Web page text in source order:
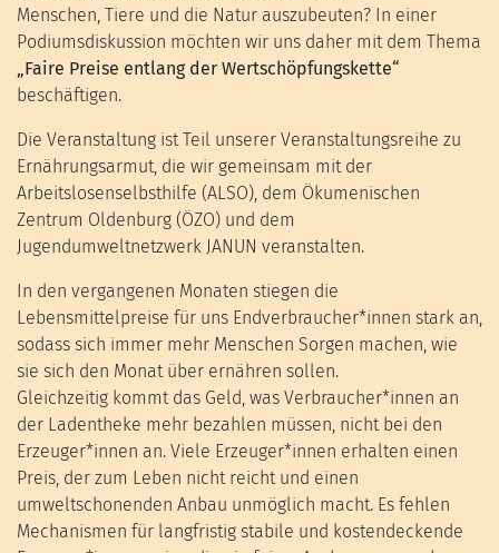
Menschen, Tiere und die Natur auszubeuten? In einer
Podiumsdiskussion möchten wir uns daher mit dem Thema
„Faire Preise entlang der Wertschöpfungskette“
beschäftigen.
Die Veranstaltung ist Teil unserer Veranstaltungsreihe zu
Ernährungsarmut, die wir gemeinsam mit der
Arbeitslosenselbsthilfe (ALSO), dem Ökumenischen
Zentrum Oldenburg (ÖZO) und dem
Jugendumweltnetzwerk JANUN veranstalten.
In den vergangenen Monaten stiegen die
Lebensmittelpreise für uns Endverbraucher*innen stark an,
sodass sich immer mehr Menschen Sorgen machen, wie
sie sich den Monat über ernähren sollen.
Gleichzeitig kommt das Geld, was Verbraucher*innen an
der Ladentheke mehr bezahlen müssen, nicht bei den
Erzeuger*innen an. Viele Erzeuger*innen erhalten einen
Preis, der zum Leben nicht reicht und einen
umweltschonenden Anbau unmöglich macht. Es fehlen
Mechanismen für langfristig stabile und kostendeckende